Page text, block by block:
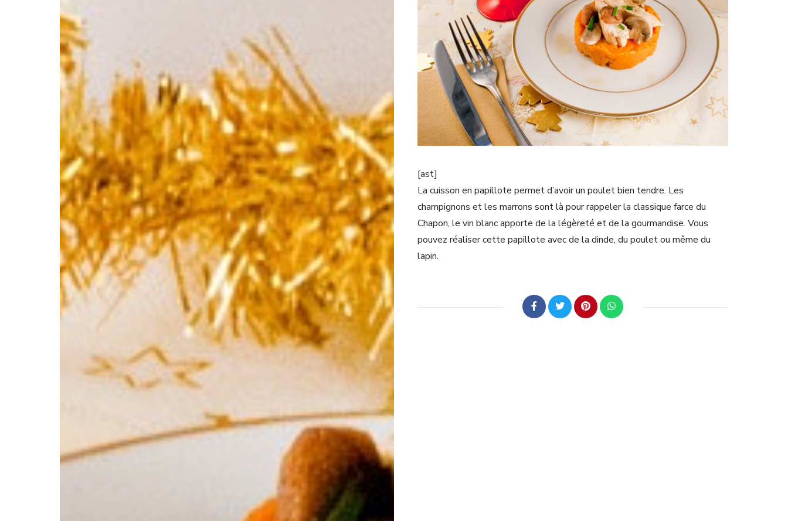
[ast]
La cuisson en papillote permet d’avoir un poulet bien tendre. Les
champignons et les marrons sont là pour rappeler la classique farce du
Chapon, le vin blanc apporte de la légèreté et de la gourmandise. Vous
pouvez réaliser cette papillote avec de la dinde, du poulet ou même du
lapin.